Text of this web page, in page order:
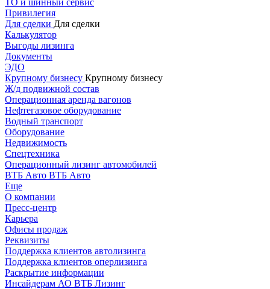
ТО и шинный сервис
Привилегия
Для сделки Для сделки
Калькулятор
Выгоды лизинга
Документы
ЭДО
Крупному бизнесу Крупному бизнесу
Ж/д подвижной состав
Операционная аренда вагонов
Нефтегазовое оборудование
Водный транспорт
Оборудование
Недвижимость
Спецтехника
Операционный лизинг автомобилей
ВТБ Авто ВТБ Авто
Еще
О компании
Пресс-центр
Карьера
Офисы продаж
Реквизиты
Поддержка клиентов автолизинга
Поддержка клиентов оперлизинга
Раскрытие информации
Инсайдерам АО ВТБ Лизинг